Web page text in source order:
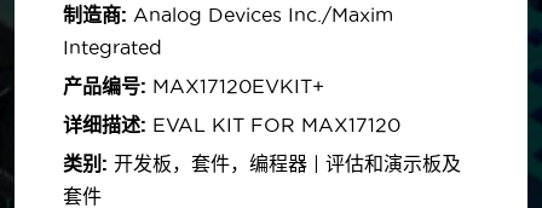
制造商: Analog Devices Inc./Maxim
Integrated
产品编号: MAX17120EVKIT+
详细描述: EVAL KIT FOR MAX17120
类别: 开发板，套件，编程器 | 评估和演示板及
套件